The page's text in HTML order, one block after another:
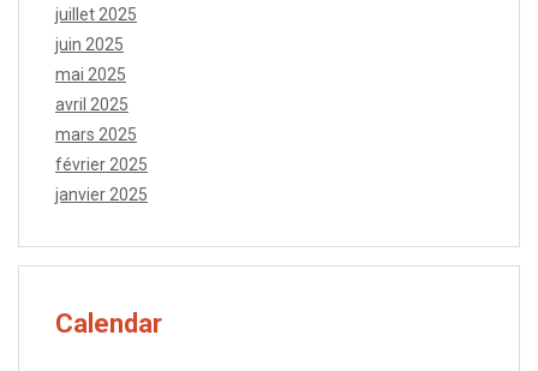
juillet 2025
juin 2025
mai 2025
avril 2025
mars 2025
février 2025
janvier 2025
Calendar